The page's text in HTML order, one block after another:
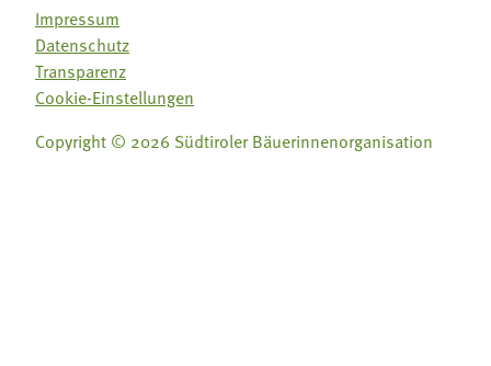
Impressum
Datenschutz
Transparenz
Cookie-Einstellungen
Copyright © 2026 Südtiroler Bäuerinnenorganisation